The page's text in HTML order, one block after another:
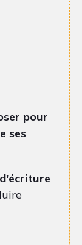
pour
ses